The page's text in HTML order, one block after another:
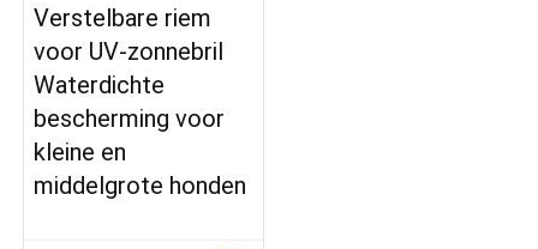
Verstelbare riem
voor UV-zonnebril
Waterdichte
bescherming voor
kleine en
middelgrote honden